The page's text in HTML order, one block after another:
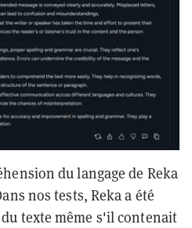
du langage de Reka
nos tests, Reka a été
texte même s'il contenait